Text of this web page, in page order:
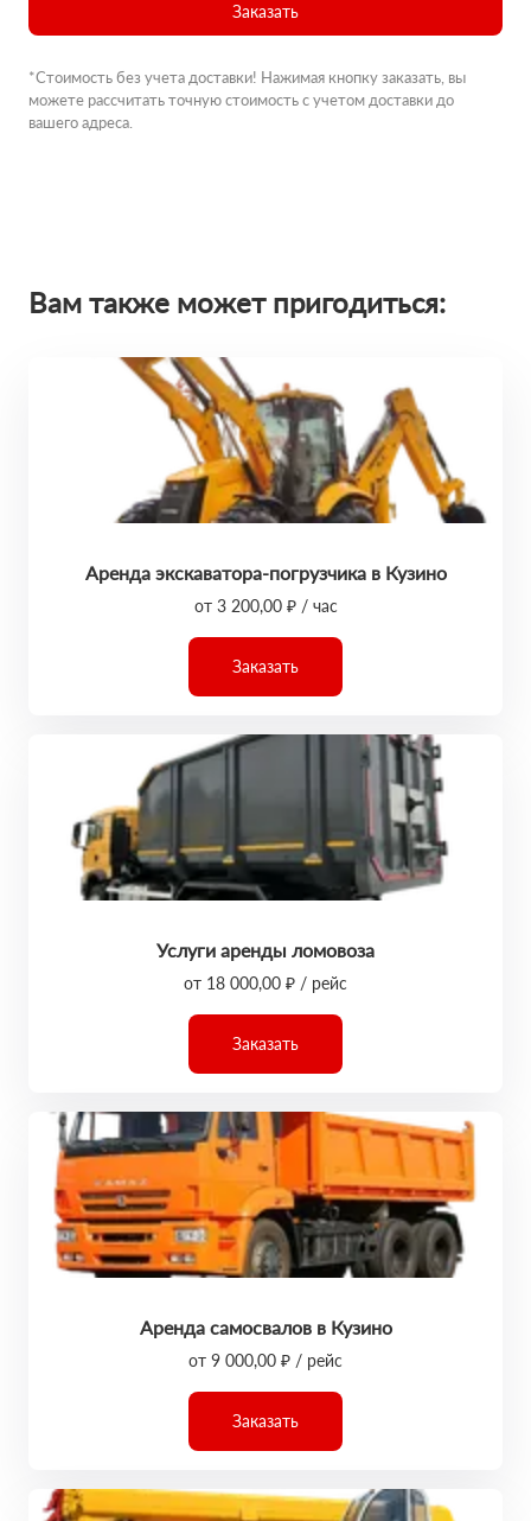
Заказать
*Стоимость без учета доставки! Нажимая кнопку заказать, вы
можете рассчитать точную стоимость с учетом доставки до
вашего адреса.
Вам также может пригодиться:
Аренда экскаватора-погрузчика в Кузино
от 3 200,00 ₽ / час
Заказать
Услуги аренды ломовоза
от 18 000,00 ₽ / рейс
Заказать
Аренда самосвалов в Кузино
от 9 000,00 ₽ / рейс
Заказать